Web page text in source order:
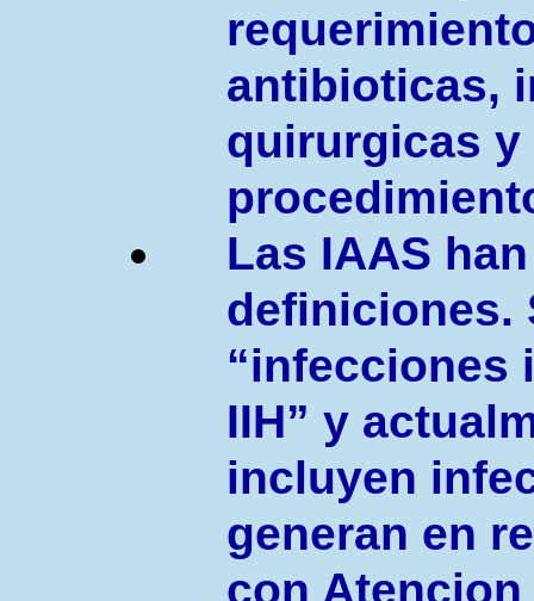
antibioticas,
quirurgicas y
Las IAAS
definiciones.
“infecciones
IIH” y
incluyen
generan en
con Atencion